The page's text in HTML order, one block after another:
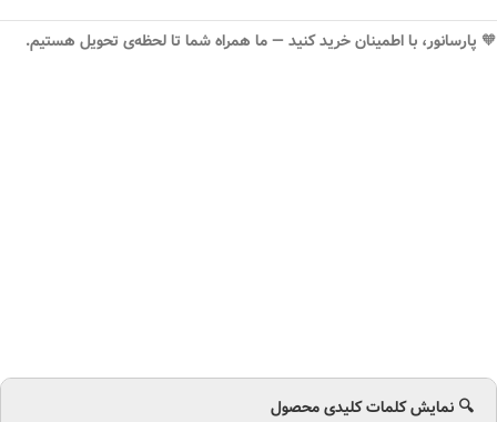
🧡 پارسانور، با اطمینان خرید کنید — ما همراه شما تا لحظه‌ی تحویل هستیم.
🔍 نمایش کلمات کلیدی محصول